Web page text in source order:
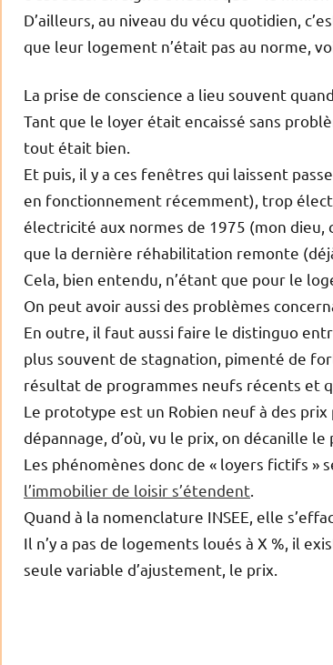
D’ailleurs, au niveau du vécu quotidien,
que leur logement n’était pas au norme,
La prise de conscience a lieu souvent
Tant que le loyer était encaissé sans
tout était bien.
Et puis, il y a ces fenêtres qui laissent
en fonctionnement récemment), trop
électricité aux normes de 1975 (mon dieu,
que la dernière réhabilitation remonte
Cela, bien entendu, n’étant que pour le
On peut avoir aussi des problèmes
En outre, il faut aussi faire le distinguo
plus souvent de stagnation, pimenté de
résultat de programmes neufs récents et
Le prototype est un Robien neuf à des
dépannage, d’où, vu le prix, on décanille le
Les phénomènes donc de « loyers fictifs
l’immobilier de loisir s’étendent
Quand à la nomenclature INSEE, elle
Il n’y a pas de logements loués à X %, il
seule variable d’ajustement, le prix.